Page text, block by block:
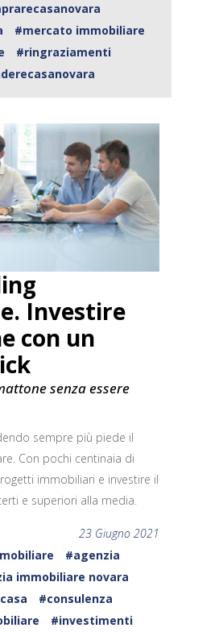
#mercato immobiliare
#ringraziamenti
Investire
con un
senza essere
sempre più piede il
Con pochi centinaia di
immobiliari e investire il
e superiori alla media.
23 Giugno 2021
#agenzia
immobiliare novara
#consulenza
#investimenti